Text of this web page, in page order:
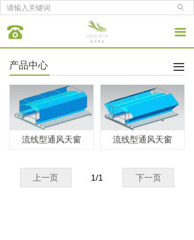
ꄙ
끀
끀
产品中心
流线型通风天窗 流线型通风天窗
上一页 下一页
1/1